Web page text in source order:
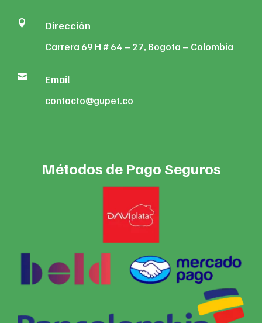
 Dirección
Carrera 69 H # 64 – 27, Bogota – Colombia
 Email
contacto@gupet.co
Métodos de Pago Seguros